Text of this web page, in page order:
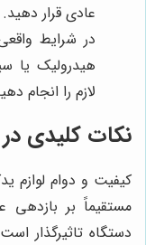
عادی قرار
در شرایط
هیدرولیک یا
لازم را انجام
نکات کلیدی
کیفیت و دوام لوازم
مستقیماً بر بازدهی
دستگاه تاثیرگذار